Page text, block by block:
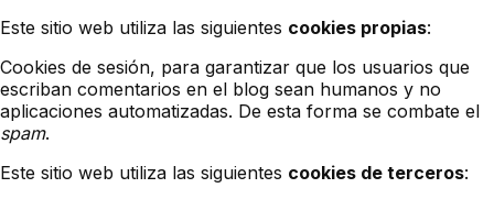
Este sitio web utiliza las siguientes cookies propias:
Cookies de sesión, para garantizar que los usuarios que
escriban comentarios en el blog sean humanos y no
aplicaciones automatizadas. De esta forma se combate el
spam.
Este sitio web utiliza las siguientes cookies de terceros: